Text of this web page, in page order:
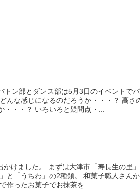
トン部とダンス部は5月3日のイベントで
んな感じになるのだろうか・・・？ 高さ
・・？ いろいろと疑問点・...
けました。 まずは大津市「寿長生の里
と「うちわ」の2種類。 和菓子職人さん
作ったお菓子でお抹茶を...